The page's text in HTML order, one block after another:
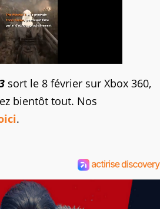
sort le 8 février sur Xbox 360,
bientôt tout. Nos
.